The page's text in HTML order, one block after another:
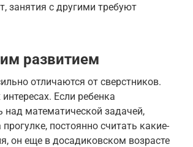
занятия с другими требуют
развитием
отличаются от сверстников.
Если ребенка
над математической задачей,
постоянно считать какие-
он еще в досадиковском возрасте